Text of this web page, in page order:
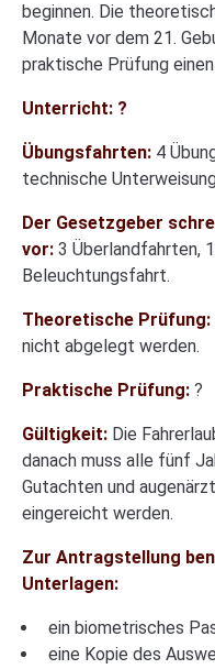
beginnen. Die
Monate vor dem 21.
praktische Prüfung
Unterricht: ?
Übungsfahrten: 4
technische
Der Gesetzgeber
vor: 3 Überlandfahrten,
Beleuchtungsfahrt.
Theoretische Prüfung:
nicht abgelegt werden.
Praktische Prüfung: ?
Gültigkeit: Die
danach muss alle fünf
Gutachten und
eingereicht werden.
Zur Antragstellung
Unterlagen:
ein biometrisches
eine Kopie des